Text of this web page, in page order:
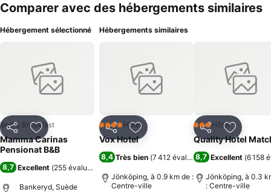
Comparer avec des hébergements similaires
Hébergement sélectionné
PartagerAjouter à mes favoris
Bed & Breakfast
Mamma Carinas
Pensionat B&B
8,7 Excellent (255 évaluations
Bankeryd, Suède
Hébergements similaires
PartagerAjouter à mes favoris
4 ÉtoilesHôtel
Vox Hotel
8,4 Très bien (7 412 évaluations)
Jönköping, à 0.9 km de :
Centre-ville
PartagerAjouter
3 ÉtoilesHôtel
Quality Hotel
8,7 Excellent (6 158
Jönköping, à 0.3
: Centre-ville